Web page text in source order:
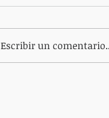
Escribir un